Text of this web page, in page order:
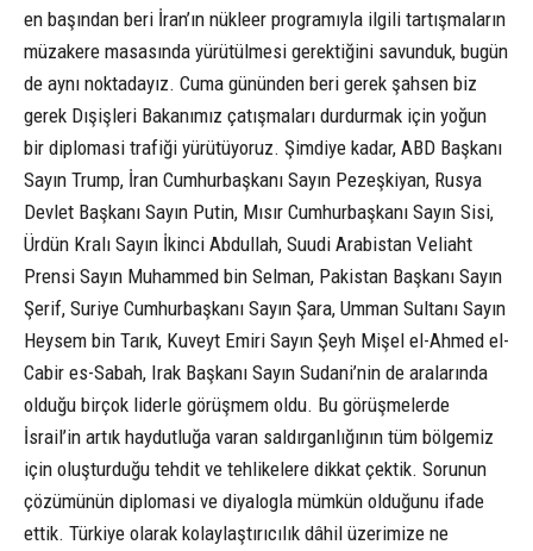
en başından beri İran’ın nükleer programıyla ilgili tartışmaların
müzakere masasında yürütülmesi gerektiğini savunduk, bugün
de aynı noktadayız. Cuma gününden beri gerek şahsen biz
gerek Dışişleri Bakanımız çatışmaları durdurmak için yoğun
bir diplomasi trafiği yürütüyoruz. Şimdiye kadar, ABD Başkanı
Sayın Trump, İran Cumhurbaşkanı Sayın Pezeşkiyan, Rusya
Devlet Başkanı Sayın Putin, Mısır Cumhurbaşkanı Sayın Sisi,
Ürdün Kralı Sayın İkinci Abdullah, Suudi Arabistan Veliaht
Prensi Sayın Muhammed bin Selman, Pakistan Başkanı Sayın
Şerif, Suriye Cumhurbaşkanı Sayın Şara, Umman Sultanı Sayın
Heysem bin Tarık, Kuveyt Emiri Sayın Şeyh Mişel el-Ahmed el-
Cabir es-Sabah, Irak Başkanı Sayın Sudani’nin de aralarında
olduğu birçok liderle görüşmem oldu. Bu görüşmelerde
İsrail’in artık haydutluğa varan saldırganlığının tüm bölgemiz
için oluşturduğu tehdit ve tehlikelere dikkat çektik. Sorunun
çözümünün diplomasi ve diyalogla mümkün olduğunu ifade
ettik. Türkiye olarak kolaylaştırıcılık dâhil üzerimize ne